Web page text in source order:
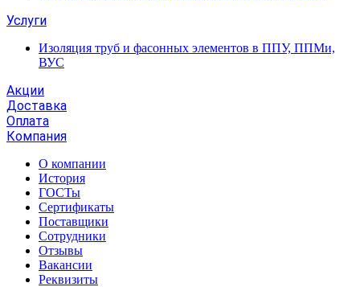
Услуги
Изоляция труб и фасонных элементов в ППУ, ППМи,
ВУС
Акции
Доставка
Оплата
Компания
О компании
История
ГОСТы
Сертификаты
Поставщики
Сотрудники
Отзывы
Вакансии
Реквизиты